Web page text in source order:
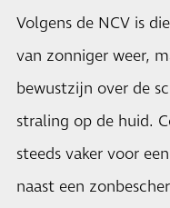
Volgens de NCV is
van zonniger weer,
bewustzijn over de
straling op de huid.
steeds vaker voor
naast een